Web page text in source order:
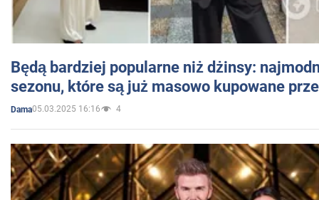
Będą bardziej popularne niż dżinsy:
sezonu, które są już masowo kupowane
Dama05.03.2025 16:16 4